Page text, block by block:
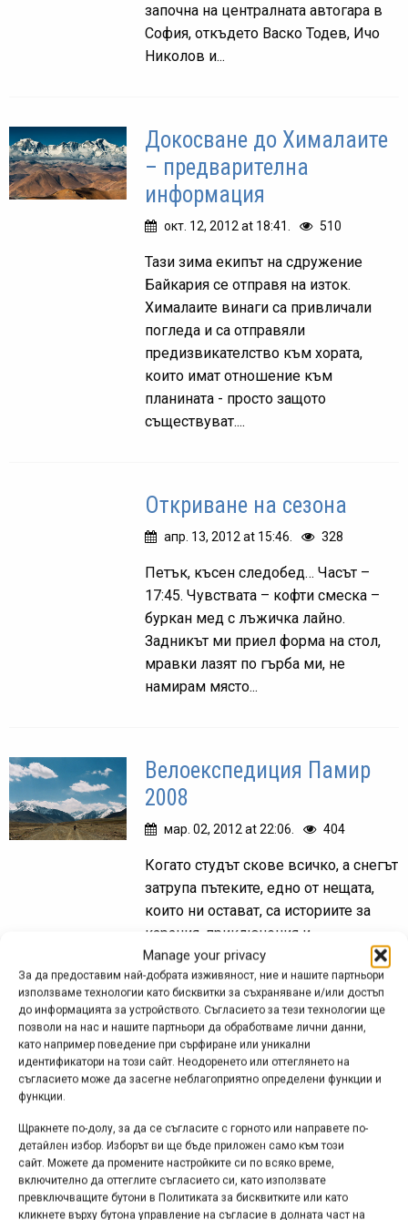
Manage your privacy
За да предоставим най-добрата изживяност, ние и нашите партньори
използваме технологии като бисквитки за съхраняване и/или достъп
до информацията за устройството. Съгласието за тези технологии ще
позволи на нас и нашите партньори да обработваме лични данни,
като например поведение при сърфиране или уникални
идентификатори на този сайт. Неодоренето или оттеглянето на
съгласието може да засегне неблагоприятно определени функции и
функции.
Щракнете по-долу, за да се съгласите с горното или направете по-
детайлен избор. Изборът ви ще бъде приложен само към този
сайт. Можете да промените настройките си по всяко време,
включително да оттеглите съгласието си, като използвате
превключващите бутони в Политиката за бисквитките или като
кликнете върху бутона управление на съгласие в долната част на
започна на централната автогара в
София, откъдето Васко Тодев, Ичо
Николов и...
Докосване до Хималаите
– предварителна
информация
окт. 12, 2012 at 18:41. 510
Тази зима екипът на сдружение
Байкария се отправя на изток.
Хималаите винаги са привличали
погледа и са отправяли
предизвикателство към хората,
които имат отношение към
планината - просто защото
съществуват....
Откриване на сезона
апр. 13, 2012 at 15:46. 328
Петък, късен следобед… Часът –
17:45. Чувствата – кофти смеска –
буркан мед с лъжичка лайно.
Задникът ми приел форма на стол,
мравки лазят по гърба ми, не
намирам място...
Велоекспедиция Памир
2008
мар. 02, 2012 at 22:06. 404
Когато студът скове всичко, а снегът
затрупа пътеките, едно от нещата,
които ни остават, са историите за
карания, приключения и
преживявания. А пътешественик
като Иван Пенчев със сигурност
може да...
Велоекспедиция Памир
ден)
фев. 29, 2012 at 22:00. 393
25 часа ни отне да се доберем до